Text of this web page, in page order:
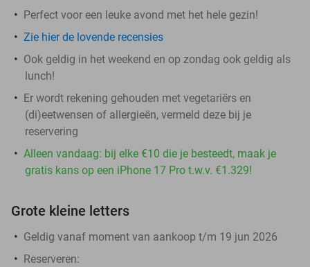
Perfect voor een leuke avond met het hele gezin!
Zie hier de lovende recensies
Ook geldig in het weekend en op zondag ook geldig als
lunch!
Er wordt rekening gehouden met vegetariërs en
(di)eetwensen of allergieën, vermeld deze bij je
reservering
Alleen vandaag: bij elke €10 die je besteedt, maak je
gratis kans op een iPhone 17 Pro t.w.v. €1.329!
Grote kleine letters
Geldig vanaf moment van aankoop t/m 19 jun 2026
Reserveren: